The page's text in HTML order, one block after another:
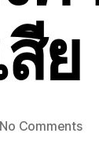
ย
No Commentson